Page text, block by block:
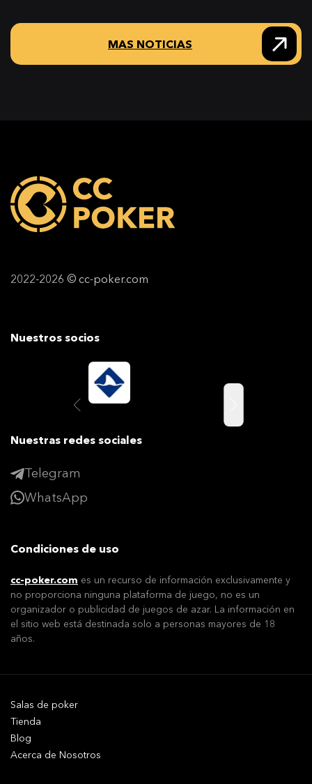
MAS NOTICIAS
2022-2026 © cc-poker.com
Nuestros socios
Nuestras redes sociales
Telegram
WhatsApp
Condiciones de uso
cc-poker.com es un recurso de información exclusivamente y
no proporciona ninguna plataforma de juego, no es un
organizador o publicidad de juegos de azar. La información en
el sitio web está destinada solo a personas mayores de 18
años.
Salas de poker
Tienda
Blog
Acerca de Nosotros